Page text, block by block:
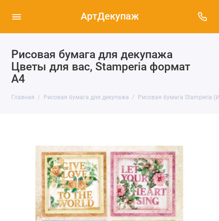
АртДекупаж
Рисовая бумага для декупажа
Цветы для вас, Stamperia формат
А4
Главная Рисовая бумага для декупажа Рисовая бумага Stamperia